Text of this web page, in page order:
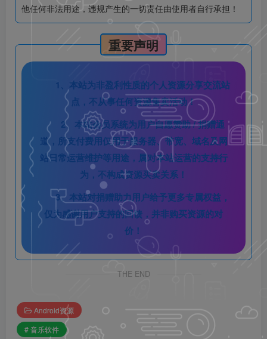
他任何非法用途，违规产生的一切责任由使用者自行承担！
重要声明
1、本站为非盈利性质的个人资源分享交流站
点，不从事任何资源售卖活动！
2、本站会员系统为用户自愿赞助 / 捐赠通
道，所支付费用仅用于服务器、带宽、域名及网
站日常运营维护等用途，属对本站运营的支持行
为，不构成资源买卖关系！
3、本站对捐赠助力用户给予更多专属权益，
仅为感谢用户支持的回馈，并非购买资源的对
价！
THE END
Android资源
# 音乐软件